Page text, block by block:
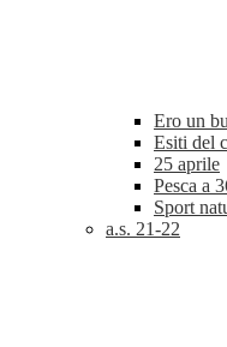
Ero un
Esiti del
25 aprile
Pesca a
Sport
a.s. 21-22